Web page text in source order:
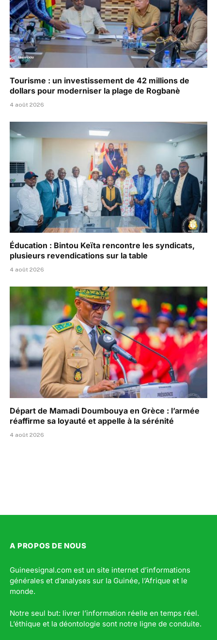
Tourisme : un investissement de 42 millions de
dollars pour moderniser la plage de Rogbanè
4 août 2026
Éducation : Bintou Keïta rencontre les syndicats,
plusieurs revendications sur la table
4 août 2026
Départ de Mamadi Doumbouya en Grèce : l’armée
réaffirme sa loyauté et appelle à la sérénité
4 août 2026
A PROPOS DE NOUS
Guineesignal.com est un site internet d’informations
générales et d’analyses sur la Guinée, l’Afrique et le
monde.
Notre seul but: livrer l’information réelle en temps réel.
L’éthique et la déontologie sont notre ligne de conduite.